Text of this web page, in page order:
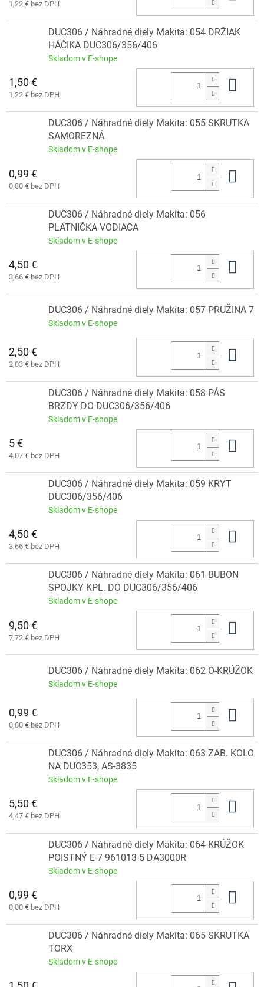
1,22 € bez DPH
DUC306 / Náhradné diely Makita: 054 DRŽIAK
HÁČIKA DUC306/356/406
Skladom v E-shope
1,50 €
1,22 € bez DPH
DUC306 / Náhradné diely Makita: 055 SKRUTKA
SAMOREZNÁ
Skladom v E-shope
0,99 €
0,80 € bez DPH
DUC306 / Náhradné diely Makita: 056
PLATNIČKA VODIACA
Skladom v E-shope
4,50 €
3,66 € bez DPH
DUC306 / Náhradné diely Makita: 057 PRUŽINA 7
Skladom v E-shope
2,50 €
2,03 € bez DPH
DUC306 / Náhradné diely Makita: 058 PÁS
BRZDY DO DUC306/356/406
Skladom v E-shope
5 €
4,07 € bez DPH
DUC306 / Náhradné diely Makita: 059 KRYT
DUC306/356/406
Skladom v E-shope
4,50 €
3,66 € bez DPH
DUC306 / Náhradné diely Makita: 061 BUBON
SPOJKY KPL. DO DUC306/356/406
Skladom v E-shope
9,50 €
7,72 € bez DPH
DUC306 / Náhradné diely Makita: 062 O-KRÚŽOK
Skladom v E-shope
0,99 €
0,80 € bez DPH
DUC306 / Náhradné diely Makita: 063 ZAB. KOLO
NA DUC353, AS-3835
Skladom v E-shope
5,50 €
4,47 € bez DPH
DUC306 / Náhradné diely Makita: 064 KRÚŽOK
POISTNÝ E-7 961013-5 DA3000R
Skladom v E-shope
0,99 €
0,80 € bez DPH
DUC306 / Náhradné diely Makita: 065 SKRUTKA
TORX
Skladom v E-shope